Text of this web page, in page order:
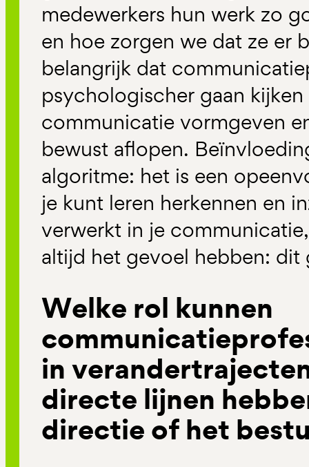
medewerkers hun werk zo
en hoe zorgen we dat ze er
belangrijk dat
psychologischer gaan kijken
communicatie vormgeven
bewust aflopen.
algoritme: het is een
je kunt leren herkennen en
verwerkt in je
altijd het gevoel hebben: dit
Welke rol kunnen
in
directe lijnen
directie of het